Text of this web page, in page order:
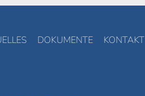
DOKUMENTE KONTAKT